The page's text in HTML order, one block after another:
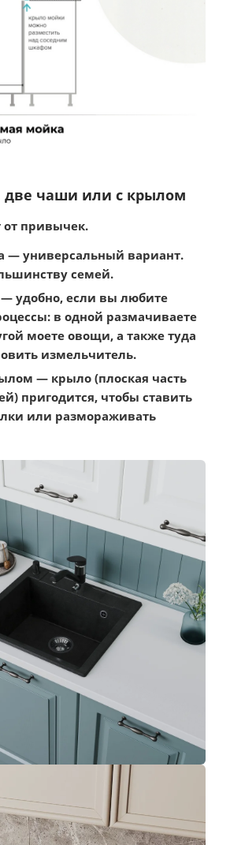
чаши или с крылом
от привычек.
— универсальный вариант.
семей.
— удобно, если вы любите
в одной размачиваете
моете овощи, а также туда
измельчитель.
— крыло (плоская часть
пригодится, чтобы ставить
или размораживать